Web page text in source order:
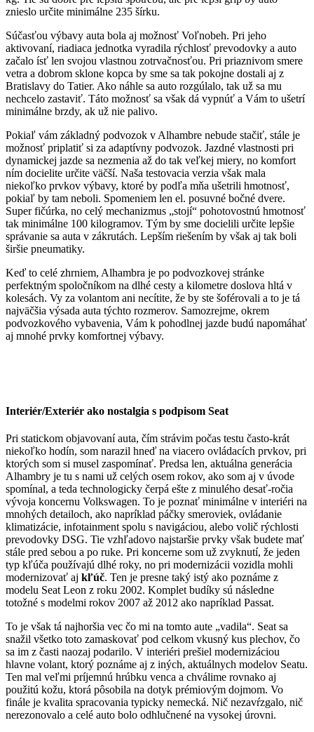
znieslo určite minimálne 235 šírku.
Súčasťou výbavy auta bola aj možnosť Voľnobeh. Pri jeho
aktivovaní, riadiaca jednotka vyradila rýchlosť prevodovky a auto
začalo ísť len svojou vlastnou zotrvačnosťou. Pri priaznivom smere
vetra a dobrom sklone kopca by sme sa tak pokojne dostali aj z
Bratislavy do Tatier. Ako náhle sa auto rozgúlalo, tak už sa mu
nechcelo zastaviť. Táto možnosť sa však dá vypnúť a Vám to ušetrí
minimálne brzdy, ak už nie palivo.
Pokiaľ vám základný podvozok v Alhambre nebude stačiť, stále je
možnosť priplatiť si za adaptívny podvozok. Jazdné vlastnosti pri
dynamickej jazde sa nezmenia až do tak veľkej miery, no komfort
ním docielite určite väčší. Naša testovacia verzia však mala
niekoľko prvkov výbavy, ktoré by podľa mňa ušetrili hmotnosť,
pokiaľ by tam neboli. Spomeniem len el. posuvné bočné dvere.
Super fičúrka, no celý mechanizmus „stojí“ pohotovostnú hmotnosť
tak minimálne 100 kilogramov. Tým by sme docielili určite lepšie
správanie sa auta v zákrutách. Lepším riešením by však aj tak boli
širšie pneumatiky.
Keď to celé zhrniem, Alhambra je po podvozkovej stránke
perfektným spoločníkom na dlhé cesty a kilometre doslova hltá v
kolesách. Vy za volantom ani necítite, že by ste šoférovali a to je tá
najväčšia výsada auta týchto rozmerov. Samozrejme, okrem
podvozkového vybavenia, Vám k pohodlnej jazde budú napomáhať
aj mnohé prvky komfortnej výbavy.
Interiér/Exteriér ako nostalgia s podpisom Seat
Pri statickom objavovaní auta, čím strávim počas testu často-krát
niekoľko hodín, som narazil hneď na viacero ovládacích prvkov, pri
ktorých som si musel zaspomínať. Predsa len, aktuálna generácia
Alhambry je tu s nami už celých osem rokov, ako som aj v úvode
spomínal, a teda technologicky čerpá ešte z minulého desať-ročia
vývoja koncernu Volkswagen. To je poznať minimálne v interiéri na
mnohých detailoch, ako napríklad páčky smeroviek, ovládanie
klimatizácie, infotainment spolu s navigáciou, alebo volič rýchlosti
prevodovky DSG. Tie vzhľadovo najstaršie prvky však budete mať
stále pred sebou a po ruke. Pri koncerne som už zvyknutí, že jeden
typ kľúča používajú dlhé roky, no pri modernizácii vozidla mohli
modernizovať aj kľúč. Ten je presne taký istý ako poznáme z
modelu Seat Leon z roku 2002. Komplet budíky sú následne
totožné s modelmi rokov 2007 až 2012 ako napríklad Passat.
To je však tá najhoršia vec čo mi na tomto aute „vadila“. Seat sa
snažil všetko toto zamaskovať pod celkom vkusný kus plechov, čo
sa im z časti naozaj podarilo. V interiéri prešiel modernizáciou
hlavne volant, ktorý poznáme aj z iných, aktuálnych modelov Seatu.
Ten mal veľmi príjemnú hrúbku venca a chválime rovnako aj
použitú kožu, ktorá pôsobila na dotyk prémiovým dojmom. Vo
finále je kvalita spracovania typicky nemecká. Nič nezavŕzgalo, nič
nerezonovalo a celé auto bolo odhlučnené na vysokej úrovni.